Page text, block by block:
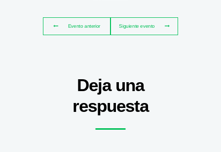
Evento anterior Siguiente evento
Deja una
respuesta